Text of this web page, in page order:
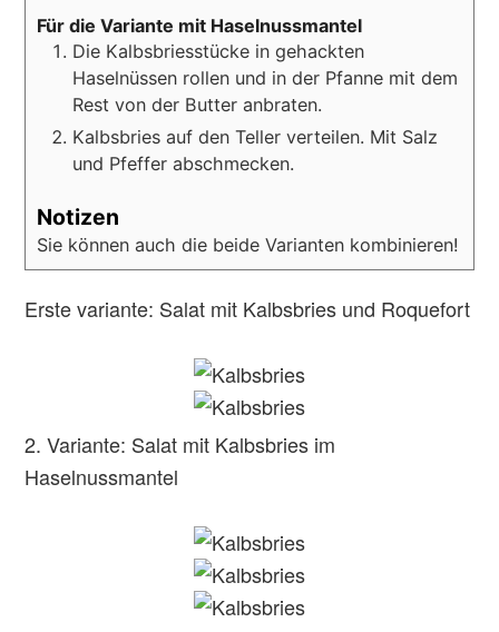
Für die Variante mit Haselnussmantel
Die Kalbsbriesstücke in gehackten
Haselnüssen rollen und in der Pfanne mit dem
Rest von der Butter anbraten.
Kalbsbries auf den Teller verteilen. Mit Salz
und Pfeffer abschmecken.
Notizen
Sie können auch die beide Varianten kombinieren!
Erste variante: Salat mit Kalbsbries und Roquefort
2. Variante: Salat mit Kalbsbries im
Haselnussmantel